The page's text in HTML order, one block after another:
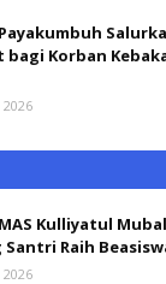
bagi Korban
2026
Kulliyatul
Santri Raih
2026